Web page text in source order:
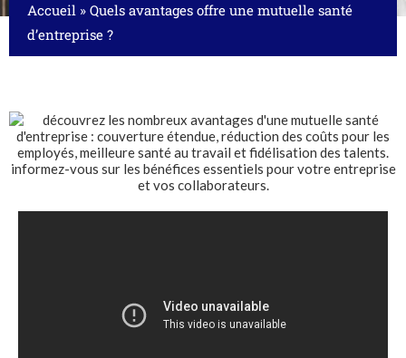
Accueil » Quels avantages offre une mutuelle santé
d’entreprise ?